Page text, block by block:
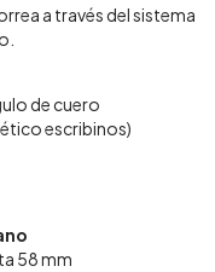
a través del sistema
de cuero
escribinos)
58 mm